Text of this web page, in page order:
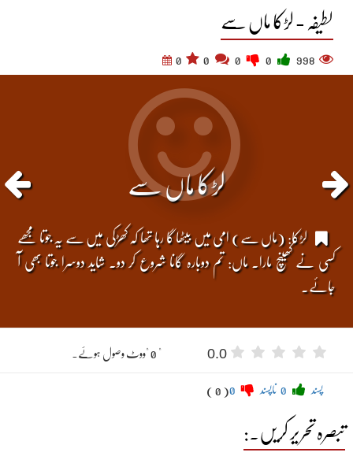
لطیفہ - لڑکا ماں سے
998
0
لڑکا ماں سے
لڑکا: (ماں سے) امی میں بیٹھا گا رہا تھا کہ کھڑکی میں سے یہ جوتا مجھے
کسی نے کھینچ مارا۔ ماں: تم دوبارہ گانا شروع کر دو۔ شاید دوسرا جوتا بھی آ
جائے۔
0.0 " 0 "ووٹ وصول ہوئے۔
پسند ناپسند ( 0 )
تبصرہ تحریر کریں۔: